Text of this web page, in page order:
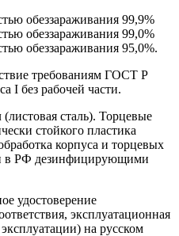
обеззараживания 99,9%
обеззараживания 99,0%
обеззараживания 95,0%.
требованиям ГОСТ Р
I без рабочей части.
сталь). Торцевые
стойкого пластика
корпуса и торцевых
в РФ дезинфицирующими
удостоверение
эксплуатационная
на русском